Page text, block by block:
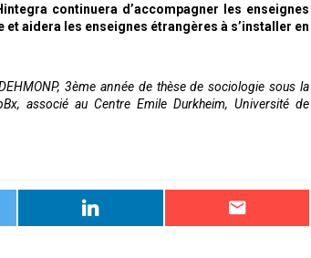
continuera d’accompagner les enseignes
aidera les enseignes étrangères à s’installer en
3ème année de thèse de sociologie sous la
associé au Centre Emile Durkheim, Université de